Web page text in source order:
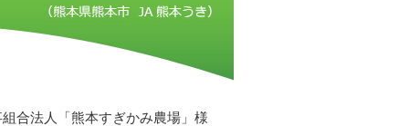
合法人「熊本すぎかみ農場」様